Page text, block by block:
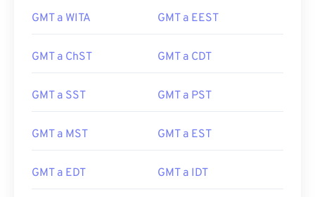
GMT a WITA GMT a EEST
GMT a ChST GMT a CDT
GMT a SST GMT a PST
GMT a MST GMT a EST
GMT a EDT GMT a IDT